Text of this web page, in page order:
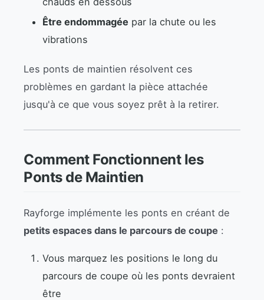
Être endommagée par la chute ou les
vibrations
Les ponts de maintien résolvent ces
problèmes en gardant la pièce attachée
jusqu'à ce que vous soyez prêt à la retirer.
Comment Fonctionnent les
Ponts de Maintien
Rayforge implémente les ponts en créant de
petits espaces dans le parcours de coupe :
Vous marquez les positions le long du
parcours de coupe où les ponts devraient
être